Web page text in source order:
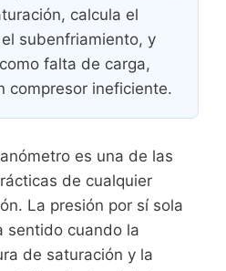
calcula el
subenfriamiento, y
falta de carga,
compresor ineficiente.
es una de las
de cualquier
La presión por sí sola
sentido cuando la
de saturación y la